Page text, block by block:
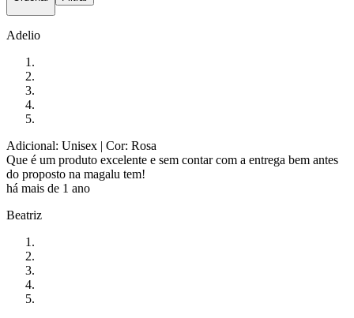
Adelio
Adicional: Unisex | Cor: Rosa
Que é um produto excelente e sem contar com a entrega bem antes
do proposto na magalu tem!
há mais de 1 ano
Beatriz